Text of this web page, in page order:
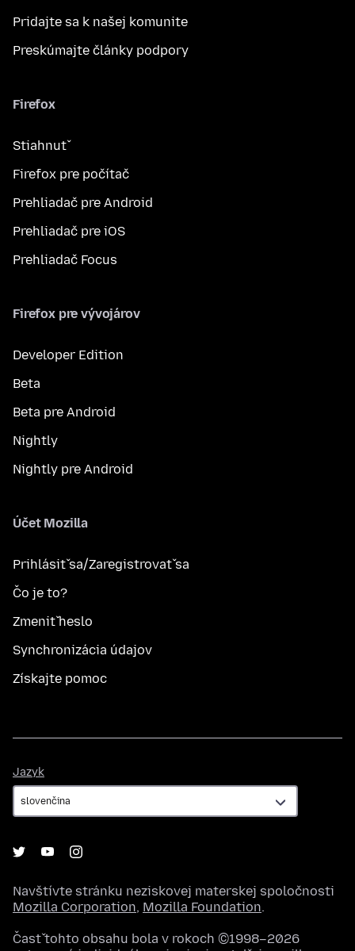
Pridajte sa k našej komunite
Preskúmajte články podpory
Firefox
Stiahnuť
Firefox pre počítač
Prehliadač pre Android
Prehliadač pre iOS
Prehliadač Focus
Firefox pre vývojárov
Developer Edition
Beta
Beta pre Android
Nightly
Nightly pre Android
Účet Mozilla
Prihlásiť sa/Zaregistrovať sa
Čo je to?
Zmeniť heslo
Synchronizácia údajov
Získajte pomoc
Jazyk
Navštívte stránku neziskovej materskej spoločnosti
Mozilla Corporation, Mozilla Foundation.
Časť tohto obsahu bola v rokoch ©1998–2026